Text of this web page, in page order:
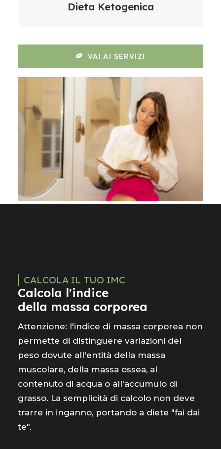
Dieta Ketogenica
VAI AI SERVIZI
CALCOLA IL TUO IMC
Calcola l'indice
della massa corporea
Attenzione: l'indice di massa corporea non
permette di distinguere variazioni del
peso dovute all'entità della massa
muscolare, della massa ossea, al
contenuto di acqua o all'accumulo di
grasso. La semplicità di calcolo non deve
trarre in inganno, portando a diete "fai dai
te".